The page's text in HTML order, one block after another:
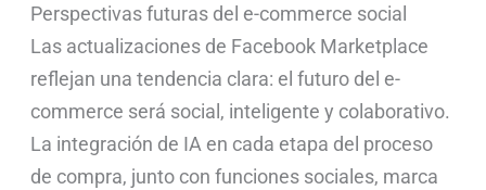
Perspectivas futuras del e-commerce social
Las actualizaciones de Facebook Marketplace
reflejan una tendencia clara: el futuro del e-
commerce será social, inteligente y colaborativo.
La integración de IA en cada etapa del proceso
de compra, junto con funciones sociales, marca